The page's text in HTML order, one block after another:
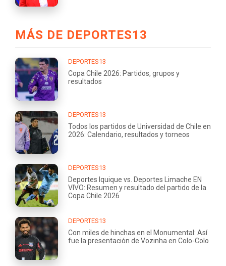
MÁS DE DEPORTES13
DEPORTES13
Copa Chile 2026: Partidos, grupos y
resultados
DEPORTES13
Todos los partidos de Universidad de Chile en
2026: Calendario, resultados y torneos
DEPORTES13
Deportes Iquique vs. Deportes Limache EN
VIVO: Resumen y resultado del partido de la
Copa Chile 2026
DEPORTES13
Con miles de hinchas en el Monumental: Así
fue la presentación de Vozinha en Colo-Colo